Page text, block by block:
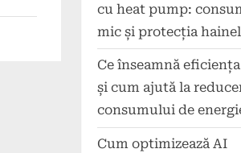
cu heat pump:
mic și protecția
Ce înseamnă
și cum ajută la
consumului de
Cum optimizează AI